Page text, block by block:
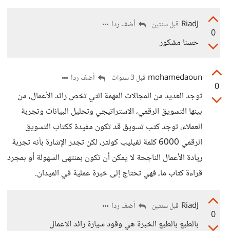
0
RiadJ قبل سنتين أضف ردا
حسنا مشكور
0
mohamedaoun قبل 3 سنوات أضف ردا
توجد العديد من المجالات المهمة التي تخص رائد الأعمال، من
بينها التسويق الرقمي، الاستراتيجي وتحليل البيانات وتجربة
العملاء، توجد كتب تسويق قد تكون مفيدة ككتاب التسويق
الرقمي 6000 كلمة لفيليب كولتر، لكن تجدر الإشارة بأنه تجربة
ريادة الأعمال الناجحة لا يمكن أن تكون بمنتهى السهولة أو بمجرد
قراءة كتاب ما، فهي تحتاج إلى خبرة عملية في الميدان.
0
RiadJ قبل سنتين أضف ردا
بالطبع بالطبع الخبرة هي وقود سيارة رائد الاعمال